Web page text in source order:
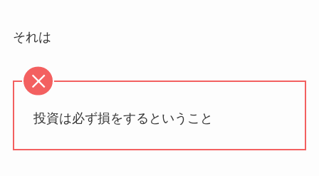
それは
投資は必ず損をするということ